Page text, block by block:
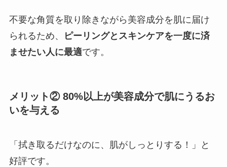
不要な角質を取り除きながら美容成分を肌に届け
られるため、
ピーリングとスキンケアを一度に済
ませたい人に最適です。
メリット② 80%以上が美容成分で肌にうるお
いを与える
「拭き取るだけなのに、肌がしっとりする！」と
好評です。